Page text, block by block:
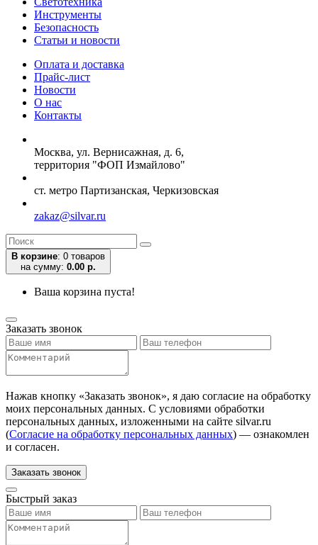
Инструменты
Безопасность
Статьи и новости
Оплата и доставка
Прайс-лист
Новости
О нас
Контакты
Москва, ул. Вернисажная, д. 6,
территория "ФОП Измайлово"
ст. метро Партизанская, Черкизовская
zakaz@silvar.ru
В корзине: 0 товаров
на сумму: 0.00 р.
Ваша корзина пуста!
Заказать звонок
Нажав кнопку «Заказать звонок», я даю согласие на обработку
моих персональных данных. С условиями обработки
персональных данных, изложенными на сайте silvar.ru
(Согласие на обработку персональных данных) — ознакомлен
и согласен.
Заказать звонок
Быстрый заказ